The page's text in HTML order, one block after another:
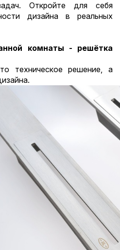
Откройте для себя
дизайна в реальных
комнаты - решётка
техническое решение, а